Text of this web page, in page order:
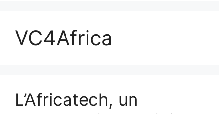
VC4Africa
L’Africatech, un